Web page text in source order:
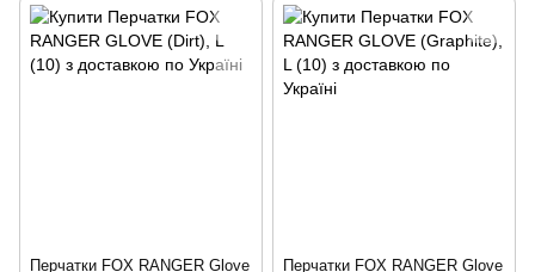
Перчатки FOX RANGER Glove
Перчатки FOX RANGER Glove